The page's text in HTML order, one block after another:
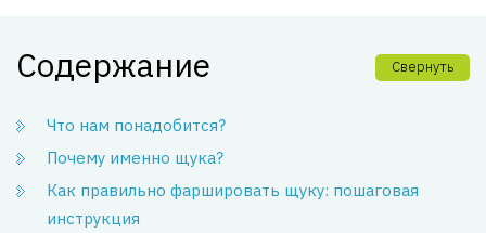
Содержание Свернуть
Что нам понадобится?
Почему именно щука?
Как правильно фаршировать щуку: пошаговая
инструкция